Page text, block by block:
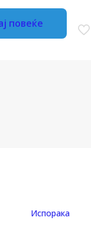
повеќе
Испорака